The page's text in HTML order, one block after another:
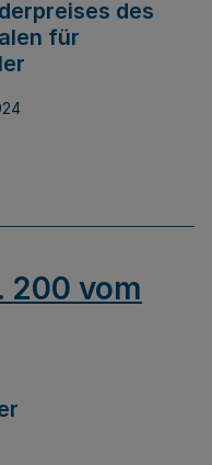
des
für
200 vom